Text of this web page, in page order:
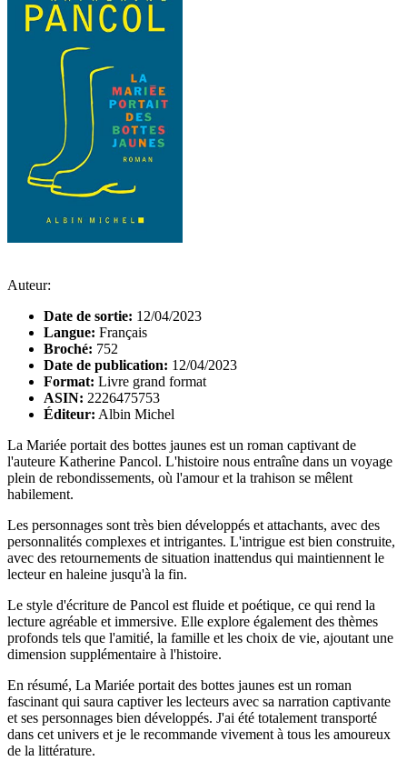
Auteur:
Date de sortie: 12/04/2023
Langue: Français
Broché: 752
Date de publication: 12/04/2023
Format: Livre grand format
ASIN: 2226475753
Éditeur: Albin Michel
La Mariée portait des bottes jaunes est un roman captivant de
l'auteure Katherine Pancol. L'histoire nous entraîne dans un voyage
plein de rebondissements, où l'amour et la trahison se mêlent
habilement.
Les personnages sont très bien développés et attachants, avec des
personnalités complexes et intrigantes. L'intrigue est bien construite,
avec des retournements de situation inattendus qui maintiennent le
lecteur en haleine jusqu'à la fin.
Le style d'écriture de Pancol est fluide et poétique, ce qui rend la
lecture agréable et immersive. Elle explore également des thèmes
profonds tels que l'amitié, la famille et les choix de vie, ajoutant une
dimension supplémentaire à l'histoire.
En résumé, La Mariée portait des bottes jaunes est un roman
fascinant qui saura captiver les lecteurs avec sa narration captivante
et ses personnages bien développés. J'ai été totalement transporté
dans cet univers et je le recommande vivement à tous les amoureux
de la littérature.